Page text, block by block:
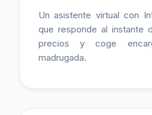
Un asistente virtual con
que responde al instante
precios y coge
madrugada.